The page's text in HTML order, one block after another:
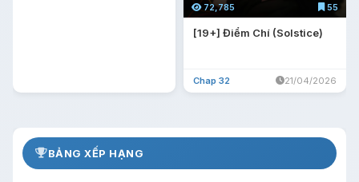
72,785 55
[19+] Điểm Chí (Solstice)
Chap 32 21/04/2026
BẢNG XẾP HẠNG